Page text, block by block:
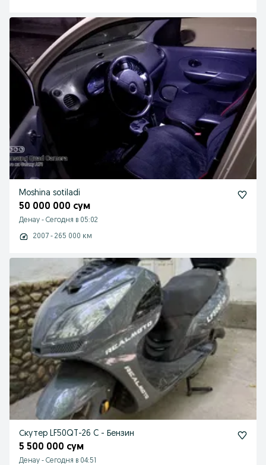
Moshina sotiladi
50 000 000 сум
Денау - Сегодня в 05:02
2007 - 265 000 км
Скутер LF50QT-26 C - Бензин
5 500 000 сум
Денау - Сегодня в 04:51